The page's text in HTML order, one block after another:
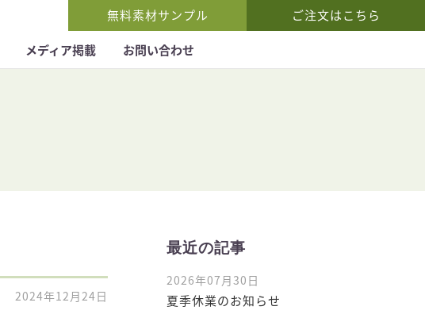
無料素材サンプル ご注文はこちら
メディア掲載 お問い合わせ
2024年12月24日
最近の記事
2026年07月30日
夏季休業のお知らせ